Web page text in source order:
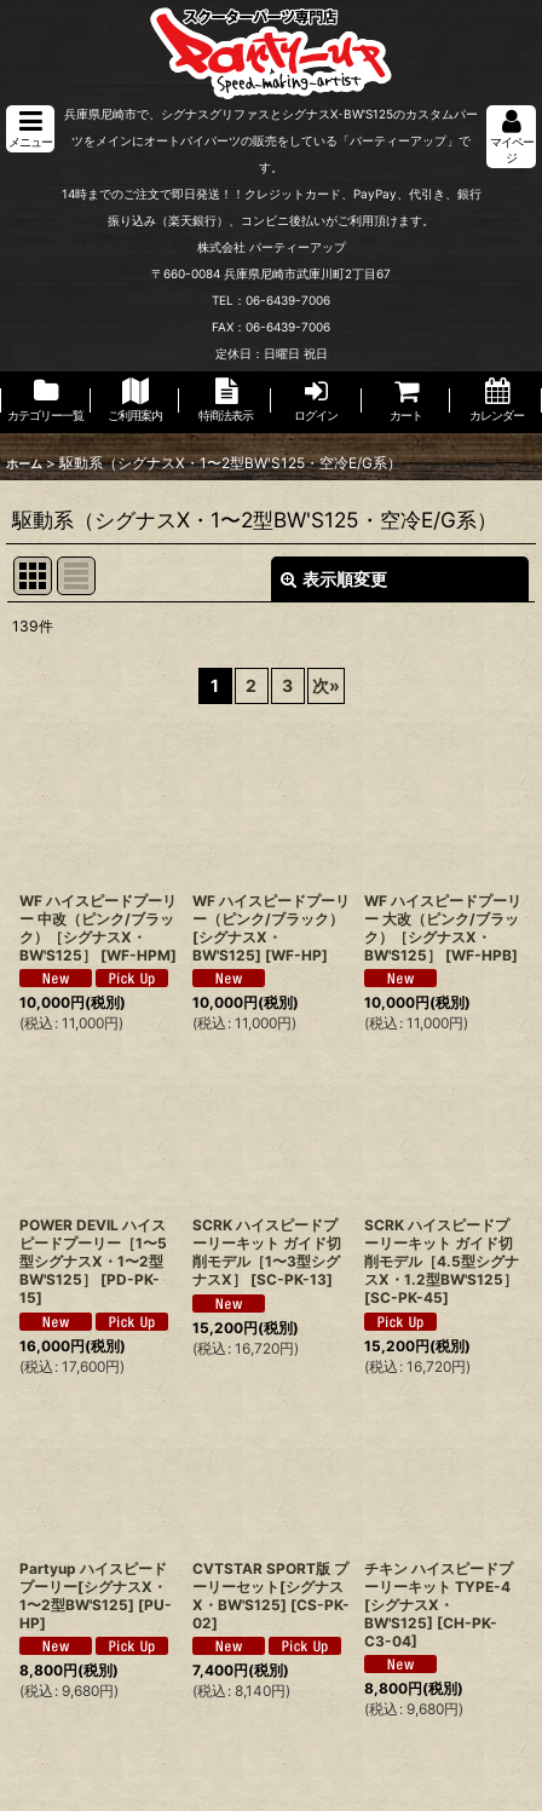
メニュー
兵庫県尼崎市で、シグナスグリファスとシグナスX･BW'S125のカスタムパー
ツをメインにオートバイパーツの販売をしている「パーティーアップ」で
す。
14時までのご注文で即日発送！！クレジットカード、PayPay、代引き、銀行
振り込み（楽天銀行）、コンビニ後払いがご利用頂けます。
株式会社 パーティーアップ
〒660-0084 兵庫県尼崎市武庫川町2丁目67
TEL：06-6439-7006
FAX：06-6439-7006
定休日：日曜日 祝日
マイペー
ジ
カテゴリー一覧 ご利用案内 特商法表示 ログイン カート カレンダー
ホーム > 駆動系（シグナスX・1〜2型BW'S125・空冷E/G系）
駆動系（シグナスX・1〜2型BW'S125・空冷E/G系）
表示順変更
サブカテゴリ
139件
1 2 3 次»
WF ハイスピードプーリ
ー 中改（ピンク/ブラッ
ク）［シグナスX・
BW'S125］
[WF-HPM]
10,000円(税別)
(税込 : 11,000円)
WF ハイスピードプーリ
ー（ピンク/ブラック）
[シグナスX・
BW'S125] [WF-HP]
10,000円(税別)
(税込 : 11,000円)
WF ハイスピードプーリ
ー 大改（ピンク/ブラッ
ク）［シグナスX・
BW'S125］
[WF-HPB]
10,000円(税別)
(税込 : 11,000円)
POWER DEVIL ハイス
ピードプーリー［1〜5
型シグナスX・1〜2型
BW'S125］
[PD-PK-
15]
16,000円(税別)
(税込 : 17,600円)
SCRK ハイスピードプ
ーリーキット ガイド切
削モデル［1〜3型シグ
ナスX］
[SC-PK-13]
15,200円(税別)
(税込 : 16,720円)
SCRK ハイスピードプ
ーリーキット ガイド切
削モデル［4.5型シグナ
スX・1.2型BW'S125］
[SC-PK-45]
15,200円(税別)
(税込 : 16,720円)
Partyup ハイスピード
プーリー[シグナスX・
1〜2型BW'S125] [PU-
HP]
8,800円(税別)
(税込 : 9,680円)
CVTSTAR SPORT版 プ
ーリーセット[シグナス
X・BW'S125] [CS-PK-
02]
7,400円(税別)
(税込 : 8,140円)
チキン ハイスピードプ
ーリーキット TYPE-4
[シグナスX・
BW'S125] [CH-PK-
C3-04]
8,800円(税別)
(税込 : 9,680円)